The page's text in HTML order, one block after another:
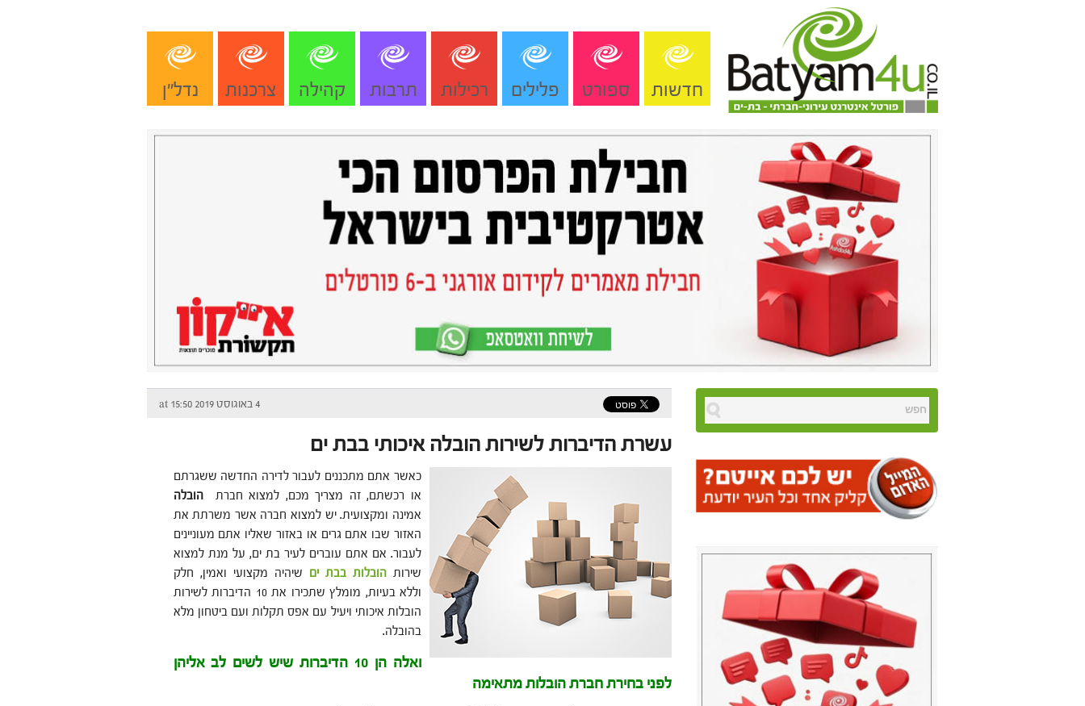
חדשות ספורט פלילים רכילות תרבות קהילה צרכנות נדל"ן
4 באוגוסט 2019 at 15:50
עשרת הדיברות לשירות הובלה איכותי בבת ים
כאשר אתם מתכננים לעבור לדירה החדשה ששגרתם
או רכשתם, זה מצריך מכם, למצוא חברתהובלה
אמינה ומקצועית. יש למצוא חברה אשר משרתת את
האזור שבו אתם גרים או באזור שאליו אתם מעוניינים
לעבור. אם אתם עוברים לעיר בת ים, על מנת למצוא
שירותהובלות בבת ים שיהיה מקצועי ואמין, חלק
וללא בעיות, מומלץ שתכירו את 10 הדיברות לשירות
הובלות איכותי ויעיל עם אפס תקלות ועם ביטחון מלא
בהובלה.
ואלה הן 10 הדיברות שיש לשים לב אליהן
לפני בחירת חברת הובלות מתאימה